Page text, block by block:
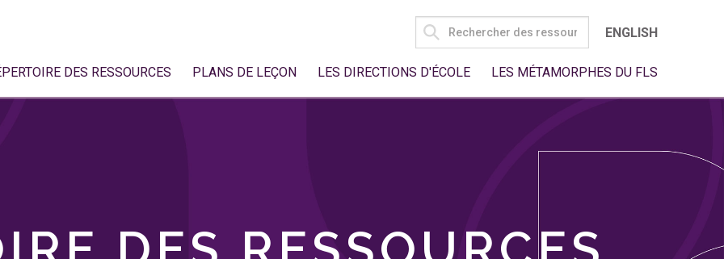
SEARCH
FOR:
ENGLISH
DES RESSOURCES PLANS DE LEÇON LES DIRECTIONS D'ÉCOLE LES MÉTAMORPHES DU FLS